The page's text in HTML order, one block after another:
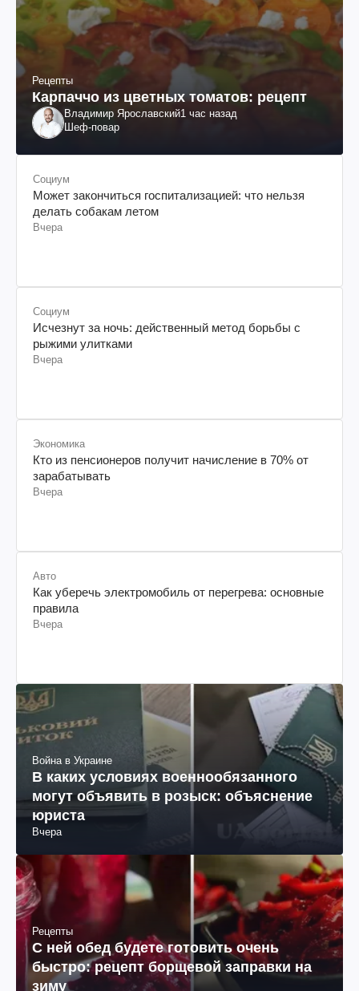
Рецепты
Карпаччо из цветных томатов: рецепт
Владимир Ярославский1 час назад
Шеф-повар
Социум
Может закончиться госпитализацией: что нельзя
делать собакам летом
Вчера
Социум
Исчезнут за ночь: действенный метод борьбы с
рыжими улитками
Вчера
Экономика
Кто из пенсионеров получит начисление в 70% от
зарабатывать
Вчера
Авто
Как уберечь электромобиль от перегрева: основные
правила
Вчера
Война в Украине
В каких условиях военнообязанного
могут объявить в розыск: объяснение
юриста
Вчера
Рецепты
С ней обед будете готовить очень
быстро: рецепт борщевой заправки на
зиму